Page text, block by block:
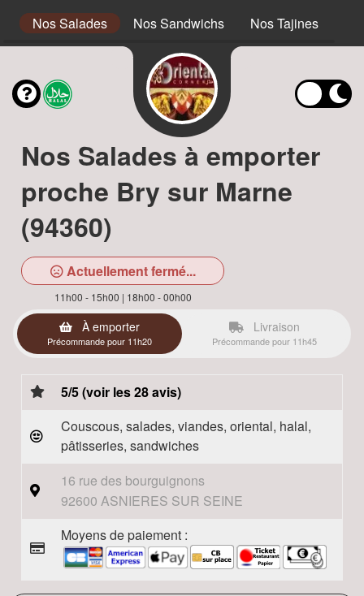
Nos Salades Nos Sandwichs Nos Tajines
Nos Salades à emporter
proche Bry sur Marne
(94360)
Actuellement fermé...
11h00 - 15h00 | 18h00 - 00h00
À emporter
Précommande pour 11h20
Livraison
Précommande pour 11h45
5/5 (voir les 28 avis)
Couscous, salades, viandes, oriental, halal,
pâtisseries, sandwiches
16 rue des bourguignons
92600 ASNIERES SUR SEINE
Moyens de paiement :